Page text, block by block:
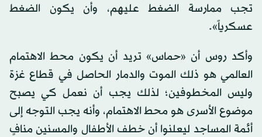
تجب ممارسة الضغط عليهم، وأن يكون الضغط
عسكرياً».
وأكد روس أن «حماس» تريد أن يكون محط الاهتمام
العالمي هو ذلك الموت والدمار الحاصل في قطاع غزة
وليس المخطوفين؛ لذلك يجب أن نعمل كي يصبح
موضوع الأسرى هو محط الاهتمام، وأنه يجب التوجه إلى
أئمة المساجد ليعلنوا أن خطف الأطفال والمسنين منافٍ